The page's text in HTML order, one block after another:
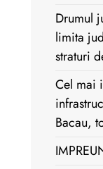
Drumul
limita
straturi
Cel mai
Bacau,